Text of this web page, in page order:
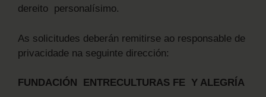
dereito personalísimo.
As solicitudes deberán remitirse ao responsable de
privacidade na seguinte dirección:
FUNDACIÓN ENTRECULTURAS FE Y ALEGRÍA